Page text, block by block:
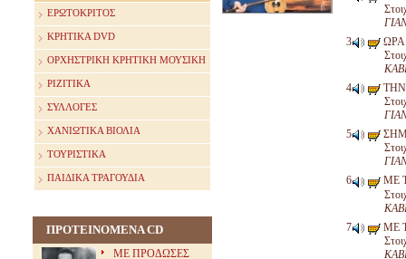
ΕΡΩΤΟΚΡΙΤΟΣ
ΚΡΗΤΙΚΑ DVD
ΟΡΧΗΣΤΡΙΚΗ ΚΡΗΤΙΚΗ ΜΟΥΣΙΚΗ
ΡΙΖΙΤΙΚΑ
ΣΥΛΛΟΓΕΣ
ΧΑΝΙΩΤΙΚΑ ΒΙΟΛΙΑ
ΤΟΥΡΙΣΤΙΚΑ
ΠΑΙΔΙΚΑ ΤΡΑΓΟΥΔΙΑ
ΠΡΟΤΕΙΝΟΜΕΝΑ CD
ΜΕ ΠΡΟΔΩΣΕΣ
ΩΡΑ
ΤΗΝ
ΜΕ
ΜΕ